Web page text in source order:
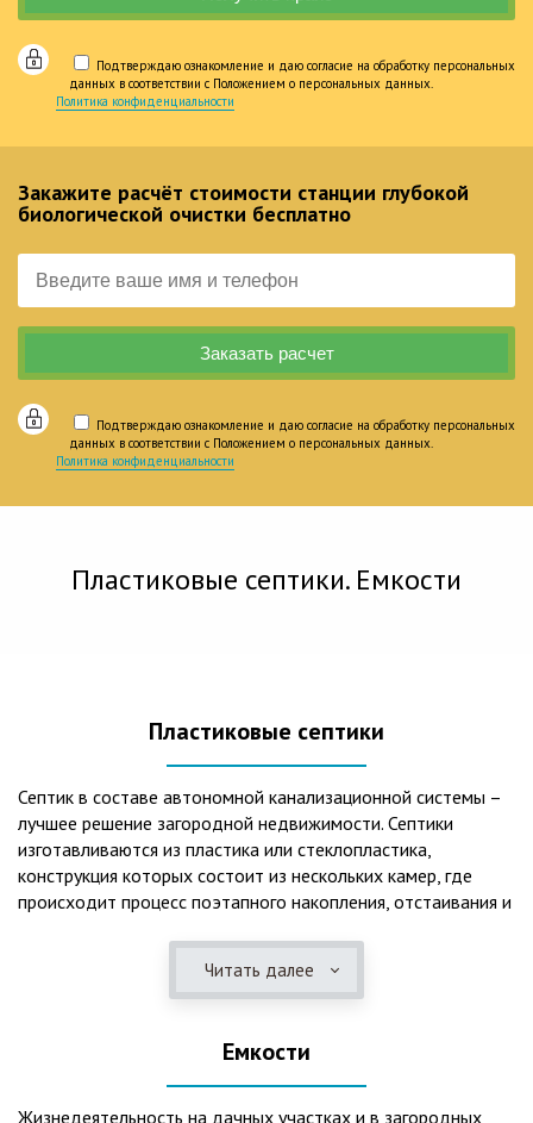
Подтверждаю ознакомление и даю согласие на обработку персональных
данных в соответствии с Положением о персональных данных.
Политика конфиденциальности
Закажите расчёт стоимости станции глубокой
биологической очистки бесплатно
Подтверждаю ознакомление и даю согласие на обработку персональных
данных в соответствии с Положением о персональных данных.
Политика конфиденциальности
Пластиковые септики. Емкости
Пластиковые септики
Септик в составе автономной канализационной системы –
лучшее решение загородной недвижимости. Септики
изготавливаются из пластика или стеклопластика,
конструкция которых состоит из нескольких камер, где
происходит процесс поэтапного накопления, отстаивания и
длительный срок службы, так как не подвержены коррозии.
2. Обладают высокой прочностью – способны
состоянии. 3. Могут эксплуатироваться в любом регионе
России при любых низких температурах. 4. Полностью
герметичны, что дает гарантию по полной безопасности
Читать далее
Емкости
Жизнедеятельность на дачных участках и в загородных